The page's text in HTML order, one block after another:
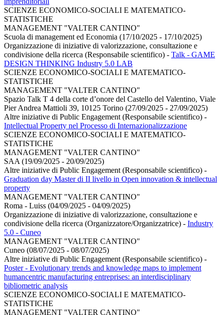
SCIENZE ECONOMICO-SOCIALI E MATEMATICO-
STATISTICHE
MANAGEMENT "VALTER CANTINO"
Scuola di management ed Economia (17/10/2025 - 17/10/2025)
Organizzazione di iniziative di valorizzazione, consultazione e
condivisione della ricerca (Responsabile scientifico) - Talk - GAME
DESIGN THINKING Industry 5.0 LAB
SCIENZE ECONOMICO-SOCIALI E MATEMATICO-
STATISTICHE
MANAGEMENT "VALTER CANTINO"
Spazio Talk T 4 della corte d’onore del Castello del Valentino, Viale
Pier Andrea Mattioli 39, 10125 Torino (27/09/2025 - 27/09/2025)
Altre iniziative di Public Engagement (Responsabile scientifico) -
Intellectual Property nel Processo di Internazionalizzazione
SCIENZE ECONOMICO-SOCIALI E MATEMATICO-
STATISTICHE
MANAGEMENT "VALTER CANTINO"
SAA (19/09/2025 - 20/09/2025)
Altre iniziative di Public Engagement (Responsabile scientifico) -
Graduation day Master di II livello in Open innovation & intellectual
property
MANAGEMENT "VALTER CANTINO"
Roma - Luiss (04/09/2025 - 04/09/2025)
Organizzazione di iniziative di valorizzazione, consultazione e
condivisione della ricerca (Organizzatore/Organizzatrice) - Industry
5.0 - Cuneo
MANAGEMENT "VALTER CANTINO"
Cuneo (08/07/2025 - 08/07/2025)
Altre iniziative di Public Engagement (Responsabile scientifico) -
Poster - Evolutionary trends and knowledge maps to implement
humancentric manufacturing entreprises: an interdisciplinary
bibliometric analysis
SCIENZE ECONOMICO-SOCIALI E MATEMATICO-
STATISTICHE
MANAGEMENT "VALTER CANTINO"